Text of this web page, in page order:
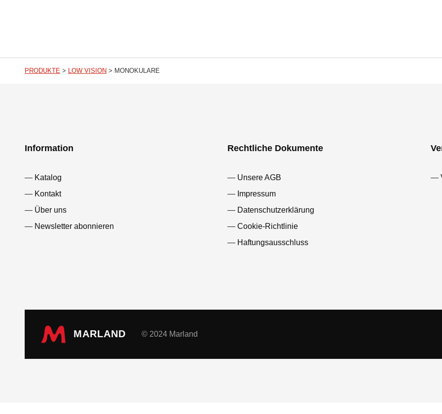
PRODUKTE > LOW VISION > MONOKULARE
Information
Katalog
Kontakt
Über uns
Newsletter abonnieren
Rechtliche Dokumente
Unsere AGB
Impressum
Datenschutzerklärung
Cookie-Richtlinie
Haftungsausschluss
MARLAND © 2024 Marland